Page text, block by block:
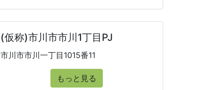
(仮称)市川市市川1丁目PJ
市川市市川一丁目1015番11
もっと見る